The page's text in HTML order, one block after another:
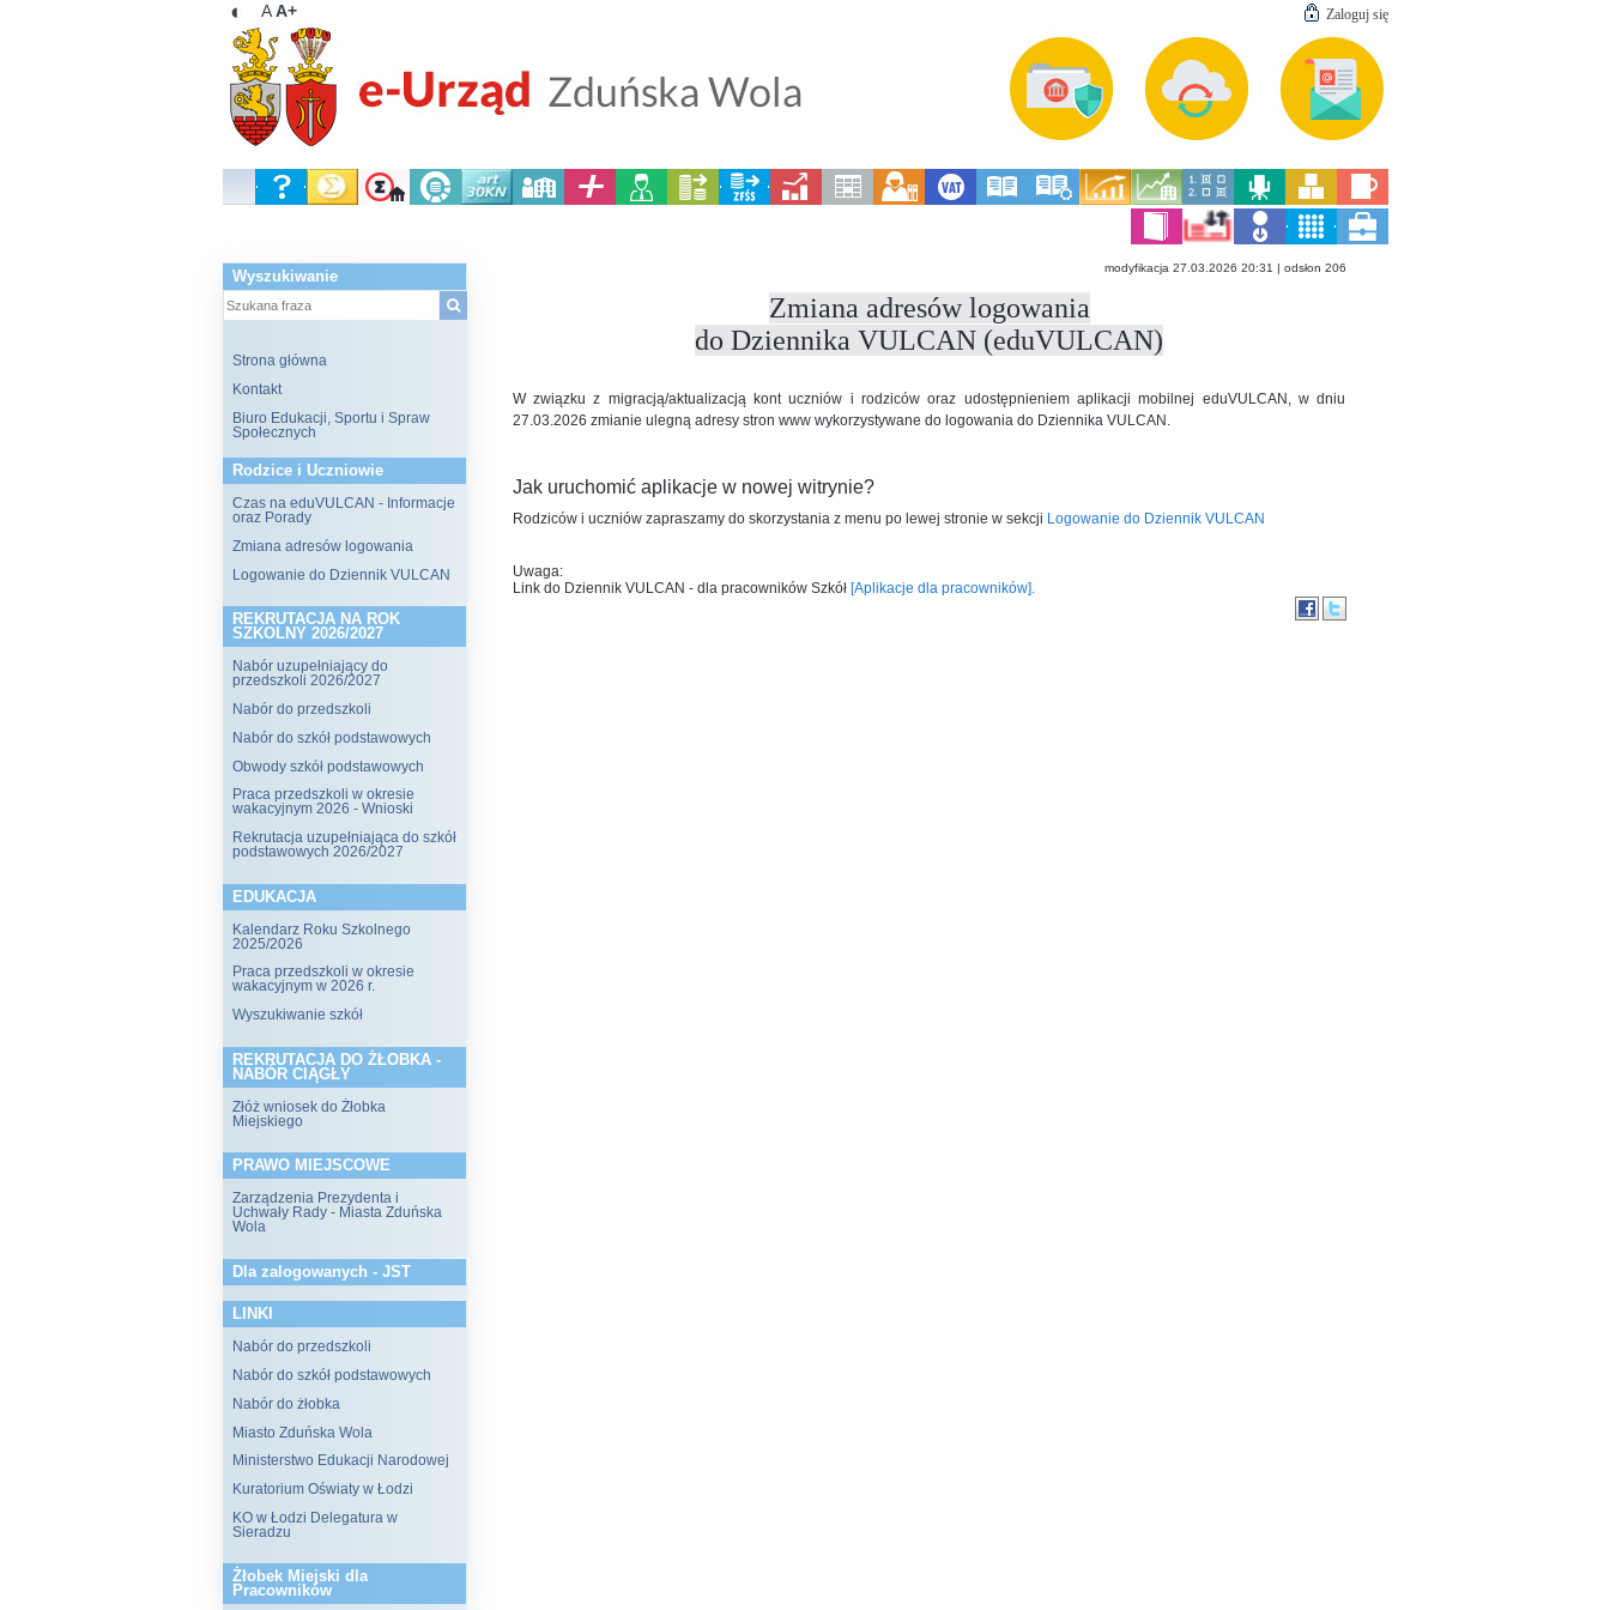
◐ A A+ Zaloguj się
Wyszukiwanie
Strona główna
Kontakt
Biuro Edukacji, Sportu i Spraw
Społecznych
Rodzice i Uczniowie
Czas na eduVULCAN - Informacje
oraz Porady
Zmiana adresów logowania
Logowanie do Dziennik VULCAN
REKRUTACJA NA ROK
SZKOLNY 2026/2027
Nabór uzupełniający do
przedszkoli 2026/2027
Nabór do przedszkoli
Nabór do szkół podstawowych
Obwody szkół podstawowych
Praca przedszkoli w okresie
wakacyjnym 2026 - Wnioski
Rekrutacja uzupełniająca do szkół
podstawowych 2026/2027
EDUKACJA
Kalendarz Roku Szkolnego
2025/2026
Praca przedszkoli w okresie
wakacyjnym w 2026 r.
Wyszukiwanie szkół
REKRUTACJA DO ŻŁOBKA -
NABÓR CIĄGŁY
Złóż wniosek do Żłobka
Miejskiego
PRAWO MIEJSCOWE
Zarządzenia Prezydenta i
Uchwały Rady - Miasta Zduńska
Wola
Dla zalogowanych - JST
LINKI
Nabór do przedszkoli
Nabór do szkół podstawowych
Nabór do żłobka
Miasto Zduńska Wola
Ministerstwo Edukacji Narodowej
Kuratorium Oświaty w Łodzi
KO w Łodzi Delegatura w
Sieradzu
Żłobek Miejski dla
Pracowników
modyfikacja 27.03.2026 20:31 | odsłon 206
Zmiana adresów logowania
do Dziennika VULCAN (eduVULCAN)
W związku z migracją/aktualizacją kont uczniów i rodziców oraz udostępnieniem aplikacji mobilnej eduVULCAN, w dniu
27.03.2026 zmianie ulegną adresy stron www wykorzystywane do logowania do Dziennika VULCAN.
Jak uruchomić aplikacje w nowej witrynie?
Rodziców i uczniów zapraszamy do skorzystania z menu po lewej stronie w sekcji Logowanie do Dziennik VULCAN
Uwaga:
Link do Dziennik VULCAN - dla pracowników Szkół [Aplikacje dla pracowników].